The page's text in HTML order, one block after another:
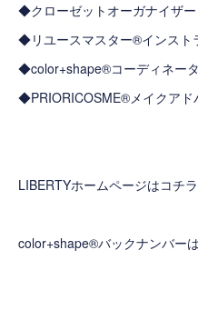
◆クローゼットオーガナイザー
◆リユースマスター®インスト
◆color+shape®コーディネータ
◆PRIORICOSME®メイクアド
LIBERTYホームページはコチ
color+shape®バックナンバー